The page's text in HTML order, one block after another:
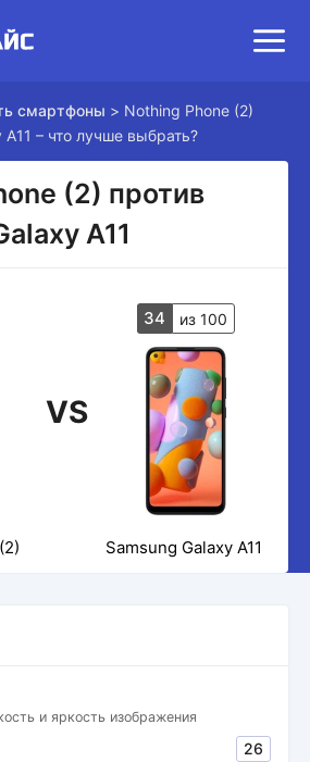
смартфоны > Nothing Phone (2)
– что лучше выбрать?
(2) против
A11
VS
34 из 100
Samsung Galaxy A11
и яркость изображения
26